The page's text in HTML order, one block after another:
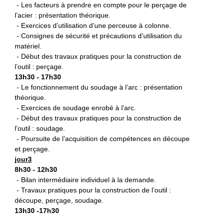
- Les facteurs à prendre en compte pour le perçage de
l’acier : présentation théorique.
- Exercices d’utilisation d’une perceuse à colonne.
- Consignes de sécurité et précautions d’utilisation du
matériel.
- Début des travaux pratiques pour la construction de
l’outil : perçage.
13h30 - 17h30
- Le fonctionnement du soudage à l’arc : présentation
théorique.
- Exercices de soudage enrobé à l’arc.
- Début des travaux pratiques pour la construction de
l’outil : soudage.
- Poursuite de l’acquisition de compétences en découpe
et perçage.
jour3
8h30 - 12h30
- Bilan intermédiaire individuel à la demande.
- Travaux pratiques pour la construction de l’outil :
découpe, perçage, soudage.
13h30 -17h30